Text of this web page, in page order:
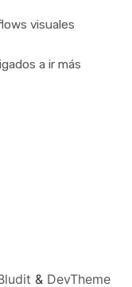
visuales
a ir más
& DevTheme